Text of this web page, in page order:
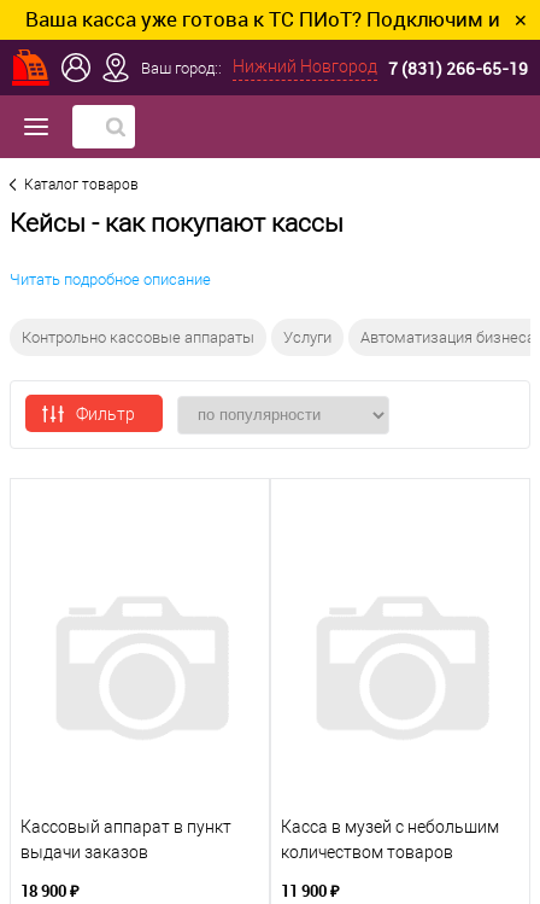
касса уже готова к ТС ПИоТ? Подключим и ✕
Ваш город:: Нижний Новгород 7 (831) 266-65-19
Каталог товаров
Кейсы - как покупают кассы
Читать подробное описание
Контрольно кассовые аппараты Услуги Автоматизация бизнеса
Фильтр
Кассовый аппарат в пункт
выдачи заказов
18 900 ₽
Касса в музей с небольшим
количеством товаров
11 900 ₽